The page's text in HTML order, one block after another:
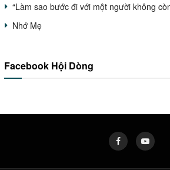
“Làm sao bước đi với một người không
Nhớ Mẹ
Facebook Hội Dòng